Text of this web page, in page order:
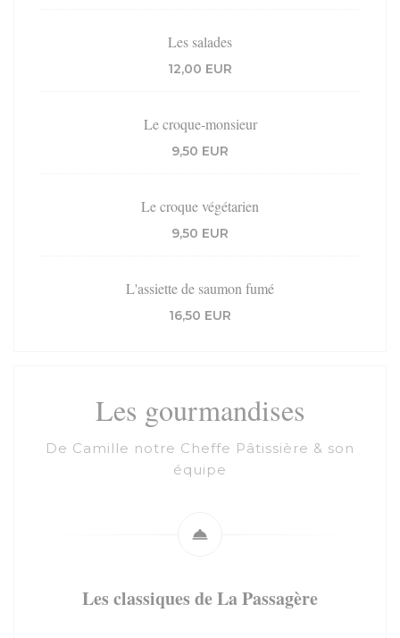
Les salades
12,00 EUR
Le croque-monsieur
9,50 EUR
Le croque végétarien
9,50 EUR
L'assiette de saumon fumé
16,50 EUR
Les gourmandises
De Camille notre Cheffe Pâtissière & son
équipe
Les classiques de La Passagère